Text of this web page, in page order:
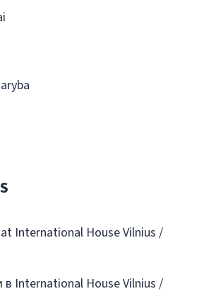
International House Vilnius /
в International House Vilnius /